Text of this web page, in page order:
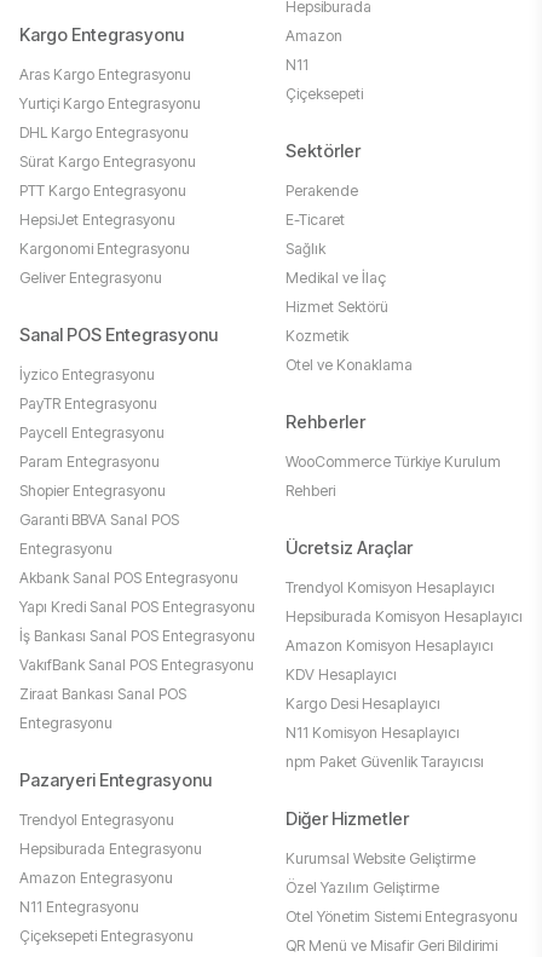
Kargo Entegrasyonu
Aras Kargo Entegrasyonu
Yurtiçi Kargo Entegrasyonu
DHL Kargo Entegrasyonu
Sürat Kargo Entegrasyonu
PTT Kargo Entegrasyonu
HepsiJet Entegrasyonu
Kargonomi Entegrasyonu
Geliver Entegrasyonu
Sanal POS Entegrasyonu
İyzico Entegrasyonu
PayTR Entegrasyonu
Paycell Entegrasyonu
Param Entegrasyonu
Shopier Entegrasyonu
Garanti BBVA Sanal POS
Entegrasyonu
Akbank Sanal POS Entegrasyonu
Yapı Kredi Sanal POS Entegrasyonu
İş Bankası Sanal POS Entegrasyonu
VakıfBank Sanal POS Entegrasyonu
Ziraat Bankası Sanal POS
Entegrasyonu
Pazaryeri Entegrasyonu
Trendyol Entegrasyonu
Hepsiburada Entegrasyonu
Amazon Entegrasyonu
N11 Entegrasyonu
Çiçeksepeti Entegrasyonu
Hepsiburada
Amazon
N11
Çiçeksepeti
Sektörler
Perakende
E-Ticaret
Sağlık
Medikal ve İlaç
Hizmet Sektörü
Kozmetik
Otel ve Konaklama
Rehberler
WooCommerce Türkiye Kurulum
Rehberi
Ücretsiz Araçlar
Trendyol Komisyon Hesaplayıcı
Hepsiburada Komisyon Hesaplayıcı
Amazon Komisyon Hesaplayıcı
KDV Hesaplayıcı
Kargo Desi Hesaplayıcı
N11 Komisyon Hesaplayıcı
npm Paket Güvenlik Tarayıcısı
Diğer Hizmetler
Kurumsal Website Geliştirme
Özel Yazılım Geliştirme
Otel Yönetim Sistemi Entegrasyonu
QR Menü ve Misafir Geri Bildirimi